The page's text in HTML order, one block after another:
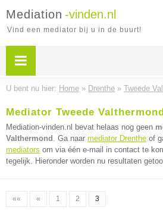
Mediation -vinden.nl
Vind een mediator bij u in de buurt!
U bent nu hier: Home » Drenthe » Tweede
Mediator Tweede
Mediation-vinden.nl bevat helaas nog geen
Valthermond . Ga naar mediator Drenthe of
mediators om via één e-mail in contact te
tegelijk. Hieronder worden nu resultaten
«« « 1 2 3